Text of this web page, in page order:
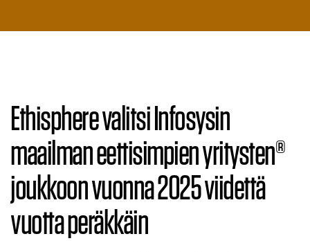
Ethisphere valitsi Infosysin
maailman eettisimpien yritysten®
joukkoon vuonna 2025 viidettä
vuotta peräkkäin